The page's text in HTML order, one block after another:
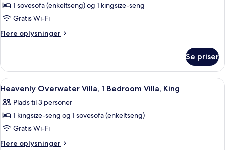
Bedroom
af
Overwater
Villa
1 sovesofa (enkeltseng) og 1 kingsize-seng
Gratis Wi-Fi
Flere oplysninger
Flere
Villa
With
Pool
Se priser
Indlæs
alle
billeder
af
Heavenly
Overwater
6
Heavenly Overwater Villa, 1 Bedroom Villa, King
Plads til 3 personer
1 kingsize-seng og 1 sovesofa (enkeltseng)
Gratis Wi-Fi
Flere oplysninger
Flere